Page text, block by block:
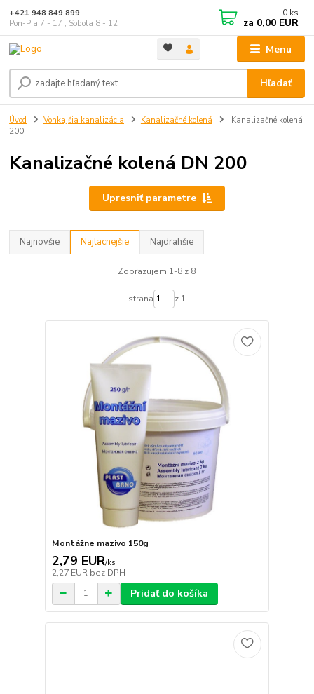
Menu
Hľadať
+421 948 849 899
Pon-Pia 7 - 17 ; Sobota 8 - 12
0 ks
za 0,00 EUR
Úvod Vonkajšia kanalizácia Kanalizačné kolená
Kanalizačné kolená
200
Kanalizačné kolená DN 200
Upresniť parametre
Najnovšie Najlacnejšie Najdrahšie
Zobrazujem 1-8 z 8
strana z 1
Montážne mazivo 150g
2,79 EUR/ks
2,27 EUR bez DPH
Pridať do košíka